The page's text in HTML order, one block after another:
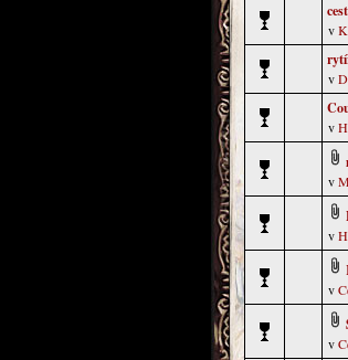
v
v
v
v
v
v
v